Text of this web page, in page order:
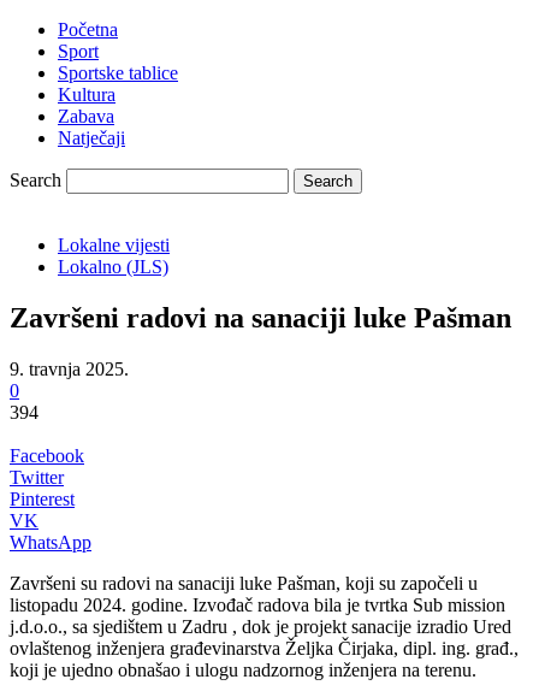
Početna
Sport
Sportske tablice
Kultura
Zabava
Natječaji
Search
Lokalne vijesti
Lokalno (JLS)
Završeni radovi na sanaciji luke Pašman
9. travnja 2025.
0
394
Facebook
Twitter
Pinterest
VK
WhatsApp
Završeni su radovi na sanaciji luke Pašman, koji su započeli u
listopadu 2024. godine. Izvođač radova bila je tvrtka Sub mission
j.d.o.o., sa sjedištem u Zadru , dok je projekt sanacije izradio Ured
ovlaštenog inženjera građevinarstva Željka Čirjaka, dipl. ing. građ.,
koji je ujedno obnašao i ulogu nadzornog inženjera na terenu.